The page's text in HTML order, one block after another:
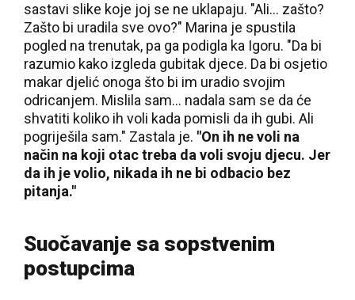
sastavi slike koje joj se ne uklapaju. "Ali… zašto?
Zašto bi uradila sve ovo?" Marina je spustila
pogled na trenutak, pa ga podigla ka Igoru. "Da bi
razumio kako izgleda gubitak djece. Da bi osjetio
makar djelić onoga što bi im uradio svojim
odricanjem. Mislila sam… nadala sam se da će
shvatiti koliko ih voli kada pomisli da ih gubi. Ali
pogriješila sam." Zastala je. "On ih ne voli na
način na koji otac treba da voli svoju djecu. Jer
da ih je volio, nikada ih ne bi odbacio bez
pitanja."
Suočavanje sa sopstvenim
postupcima